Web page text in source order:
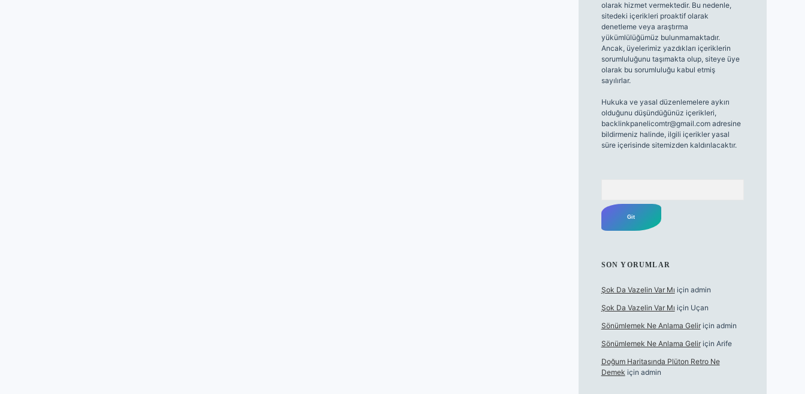
olarak hizmet vermektedir. Bu nedenle,
sitedeki içerikleri proaktif olarak
denetleme veya araştırma
yükümlülüğümüz bulunmamaktadır.
Ancak, üyelerimiz yazdıkları içeriklerin
sorumluluğunu taşımakta olup, siteye üye
olarak bu sorumluluğu kabul etmiş
sayılırlar.
Hukuka ve yasal düzenlemelere aykırı
olduğunu düşündüğünüz içerikleri,
backlinkpanelicomtr@gmail.comadresine
bildirmeniz halinde, ilgili içerikler yasal
süre içerisinde sitemizden kaldırılacaktır.
SON YORUMLAR
Şok Da Vazelin Var Mı için admin
Şok Da Vazelin Var Mı için Uçan
Sönümlemek Ne Anlama Geliriçin admin
Sönümlemek Ne Anlama Geliriçin Arife
Doğum Haritasında Plüton Retro Ne
Demek için admin